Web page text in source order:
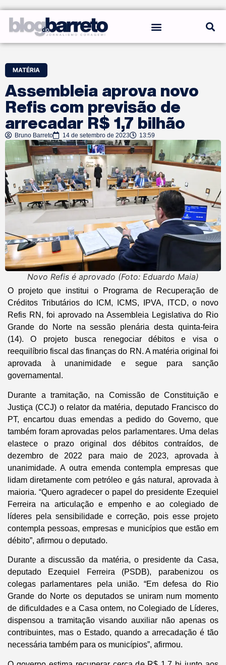
MATÉRIA
Assembleia aprova novo
Refis com previsão de
arrecadar R$ 1,7 bilhão
Bruno Barreto 14 de setembro de 2023 13:59
Novo Refis é aprovado (Foto: Eduardo Maia)
O projeto que institui o Programa de Recuperação de
Créditos Tributários do ICM, ICMS, IPVA, ITCD, o novo
Refis RN, foi aprovado na Assembleia Legislativa do Rio
Grande do Norte na sessão plenária desta quinta-feira
(14). O projeto busca renegociar débitos e visa o
reequilíbrio fiscal das finanças do RN. A matéria original foi
aprovada à unanimidade e segue para sanção
governamental.
Durante a tramitação, na Comissão de Constituição e
Justiça (CCJ) o relator da matéria, deputado Francisco do
PT, encartou duas emendas a pedido do Governo, que
também foram aprovadas pelos parlamentares. Uma delas
elastece o prazo original dos débitos contraídos, de
dezembro de 2022 para maio de 2023, aprovada à
unanimidade. A outra emenda contempla empresas que
lidam diretamente com petróleo e gás natural, aprovada à
maioria. “Quero agradecer o papel do presidente Ezequiel
Ferreira na articulação e empenho e ao colegiado de
líderes pela sensibilidade e correção, pois esse projeto
contempla pessoas, empresas e municípios que estão em
débito”, afirmou o deputado.
Durante a discussão da matéria, o presidente da Casa,
deputado Ezequiel Ferreira (PSDB), parabenizou os
colegas parlamentares pela união. “Em defesa do Rio
Grande do Norte os deputados se uniram num momento
de dificuldades e a Casa ontem, no Colegiado de Líderes,
dispensou a tramitação visando auxiliar não apenas os
contribuintes, mas o Estado, quando a arrecadação é tão
necessária também para os municípios”, afirmou.